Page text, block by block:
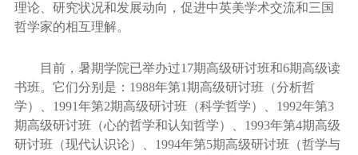
理论、研究状况和发展动向，促进中英美学术交流和三国
哲学家的相互理解。
目前，暑期学院已举办过17期高级研讨班和6期高级读
书班。它们分别是： 1988年第1期高级研讨班（分析哲
学）、 1991年第2期高级研讨班（科学哲学）、 1992年第3
期高级研讨班（心的哲学和认知哲学）、 1993年第4期高级
研讨班（现代认识论）、 1994年第5期高级研讨班（哲学与